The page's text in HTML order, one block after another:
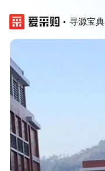
寻源宝典